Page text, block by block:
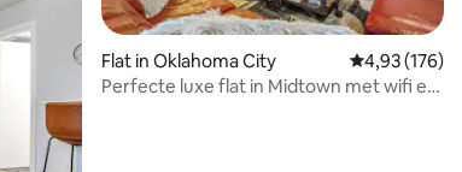
Flat in Oklahoma City Gemiddelde
4,93 (176)
Perfecte luxe flat in Midtown met wifi en